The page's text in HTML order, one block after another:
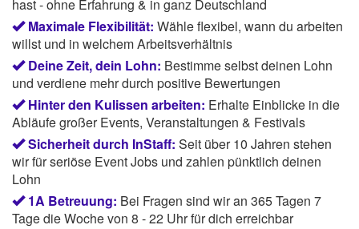
hast - ohne Erfahrung & in ganz Deutschland
Maximale Flexibilität: Wähle flexibel, wann du arbeiten
willst und in welchem Arbeitsverhältnis
Deine Zeit, dein Lohn: Bestimme selbst deinen Lohn
und verdiene mehr durch positive Bewertungen
Hinter den Kulissen arbeiten: Erhalte Einblicke in die
Abläufe großer Events, Veranstaltungen & Festivals
Sicherheit durch InStaff: Seit über 10 Jahren stehen
wir für seriöse Event Jobs und zahlen pünktlich deinen
Lohn
1A Betreuung: Bei Fragen sind wir an 365 Tagen 7
Tage die Woche von 8 - 22 Uhr für dich erreichbar